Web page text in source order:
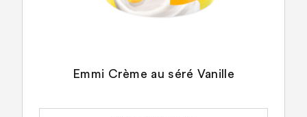
Emmi Crème au séré Vanille